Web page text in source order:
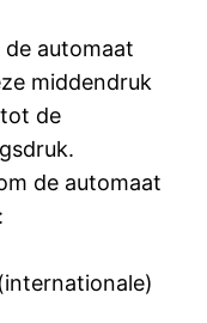
automaat
middendruk
de
de automaat